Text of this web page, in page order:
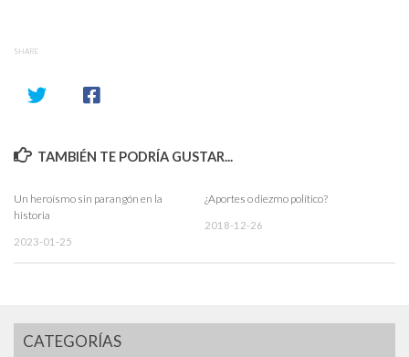
SHARE
TAMBIÉN TE PODRÍA GUSTAR...
Un heroísmo sin parangón en la
historia
2023-01-25
¿Aportes o diezmo político?
2018-12-26
CATEGORÍAS